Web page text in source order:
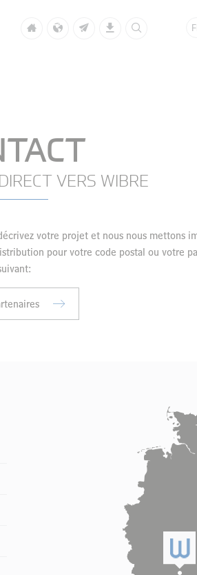
VERS WIBRE
votre projet et nous nous mettons
pour votre code postal ou votre